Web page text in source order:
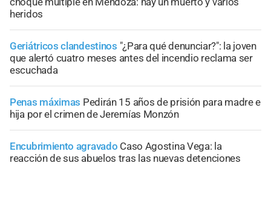
heridos
Geriátricos clandestinos "¿Para qué denunciar?": la joven
que alertó cuatro meses antes del incendio reclama ser
escuchada
Penas máximas Pedirán 15 años de prisión para madre e
hija por el crimen de Jeremías Monzón
Encubrimiento agravado Caso Agostina Vega: la
reacción de sus abuelos tras las nuevas detenciones